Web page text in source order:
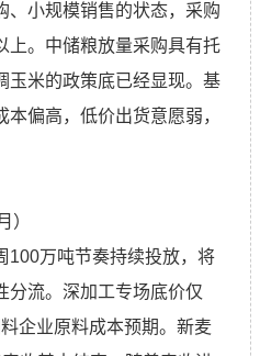
、小规模销售的状态，采购
上。中储粮放量采购具有托
玉米的政策底已经显现。基
偏高，低价出货意愿弱，
）
100万吨节奏持续投放，将
分流。深加工专场底价仅
企业原料成本预期。新麦